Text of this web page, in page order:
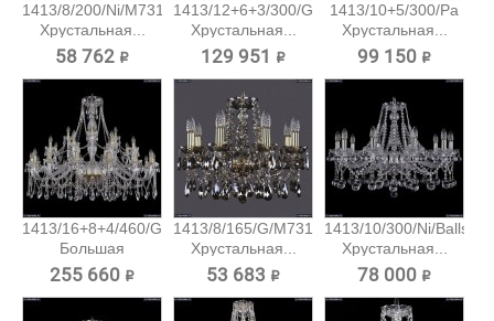
1413/8/200/Ni/M731
Хрустальная...
58 762 ₽
1413/12+6+3/300/G
Хрустальная...
129 951 ₽
1413/10+5/300/Pa
Хрустальная...
99 150 ₽
1413/16+8+4/460/G
Большая
хрустальная...
255 660 ₽
1413/8/165/G/M731
Хрустальная...
53 683 ₽
1413/10/300/Ni/Balls
Хрустальная...
78 000 ₽